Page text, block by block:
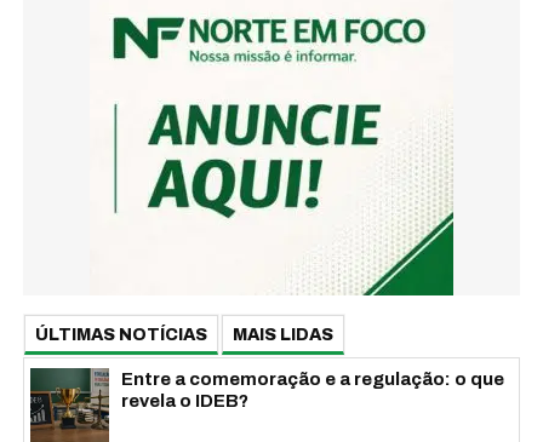
ÚLTIMAS NOTÍCIAS MAIS LIDAS
Entre a comemoração e a regulação: o que
revela o IDEB?